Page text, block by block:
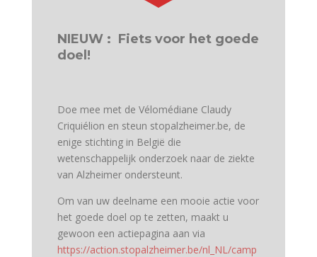
NIEUW : Fiets voor het goede
doel!
Doe mee met de Vélomédiane Claudy
Criquiélion en steun stopalzheimer.be, de
enige stichting in België die
wetenschappelijk onderzoek naar de ziekte
van Alzheimer ondersteunt.
Om van uw deelname een mooie actie voor
het goede doel op te zetten, maakt u
gewoon een actiepagina aan via
https://action.stopalzheimer.be/nl_NL/camp